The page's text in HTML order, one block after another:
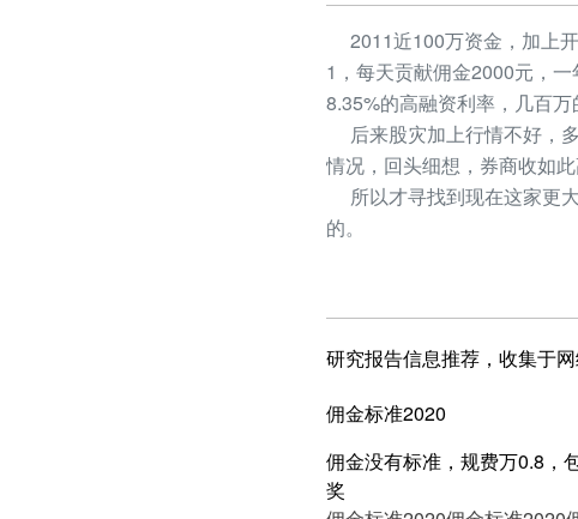
2011近100万资金，加上
1，每天贡献佣金2000元，
8.35%的高融资利率，几百
后来股灾加上行情不好，
情况，回头细想，券商收如
所以才寻找到现在这家更
的。
研究报告信息推荐，收集于
佣金标准2020
佣金没有标准，规费万0.8，
奖